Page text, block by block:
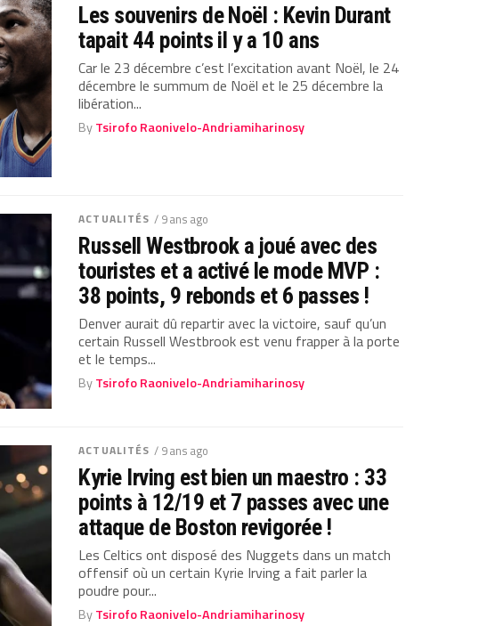
Les souvenirs de Noël : Kevin Durant
tapait 44 points il y a 10 ans
Car le 23 décembre c’est l’excitation avant Noël, le 24
décembre le summum de Noël et le 25 décembre la
libération...
ByTsirofo Raonivelo-Andriamiharinosy
ACTUALITÉS / 9 ans ago
Russell Westbrook a joué avec des
touristes et a activé le mode MVP :
38 points, 9 rebonds et 6 passes !
Denver aurait dû repartir avec la victoire, sauf qu’un
certain Russell Westbrook est venu frapper à la porte
et le temps...
ByTsirofo Raonivelo-Andriamiharinosy
ACTUALITÉS / 9 ans ago
Kyrie Irving est bien un maestro : 33
points à 12/19 et 7 passes avec une
attaque de Boston revigorée !
Les Celtics ont disposé des Nuggets dans un match
offensif où un certain Kyrie Irving a fait parler la
poudre pour...
ByTsirofo Raonivelo-Andriamiharinosy